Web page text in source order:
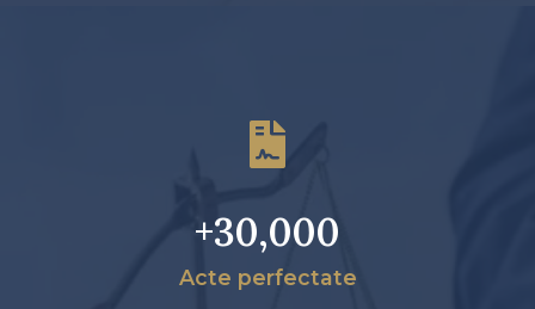
Acte perfectate
+30,000